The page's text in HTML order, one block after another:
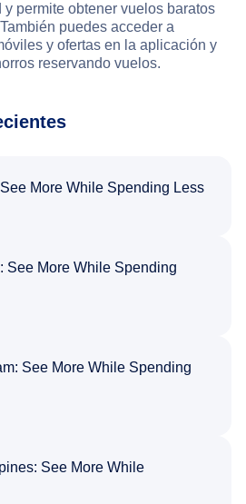
permite obtener vuelos baratos
puedes acceder a
y ofertas en la aplicación y
reservando vuelos.
More While Spending Less
See More While Spending
See More While Spending
See More While